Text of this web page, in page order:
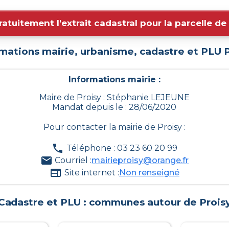
l'extrait cadastral pour la parcelle de
mairie, urbanisme, cadastre et PLU
Informations mairie :
Maire de Proisy : Stéphanie LEJEUNE
Mandat depuis le : 28/06/2020
Pour contacter la mairie de Proisy :
Téléphone : 03 23 60 20 99
Courriel :mairieproisy@orange.fr
Site internet : Non renseigné
et PLU : communes autour de